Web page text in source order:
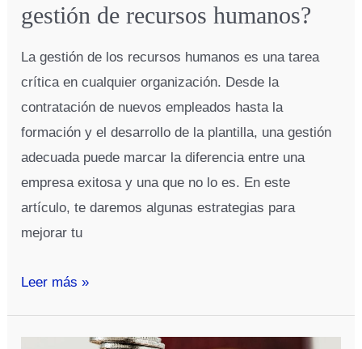
gestión de recursos humanos?
La gestión de los recursos humanos es una tarea
crítica en cualquier organización. Desde la
contratación de nuevos empleados hasta la
formación y el desarrollo de la plantilla, una gestión
adecuada puede marcar la diferencia entre una
empresa exitosa y una que no lo es. En este
artículo, te daremos algunas estrategias para
mejorar tu
¿Cómo
Leer más »